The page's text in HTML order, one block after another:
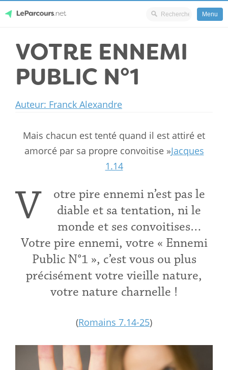
content
LeParcours.net
Menu
VOTRE ENNEMI
PUBLIC N°1
Auteur: Franck Alexandre
Mais chacun est tenté quand il est attiré et
amorcé par sa propre convoitise »Jacques
1.14
V
otre pire ennemi n’est pas le
diable et sa tentation, ni le
monde et ses convoitises…
Votre pire ennemi, votre « Ennemi
Public N°1 », c’est vous ou plus
précisément votre vieille nature,
votre nature charnelle !
(Romains 7.14-25)